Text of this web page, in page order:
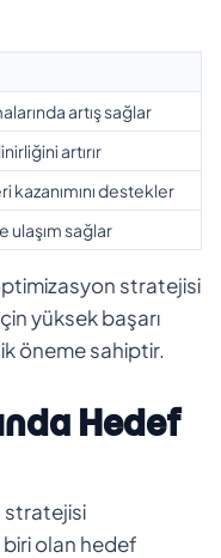
artış sağlar
artırır
kazanımını destekler
ulaşım sağlar
stratejisi
yüksek başarı
öneme sahiptir.
Hedef
stratejisi
olan hedef